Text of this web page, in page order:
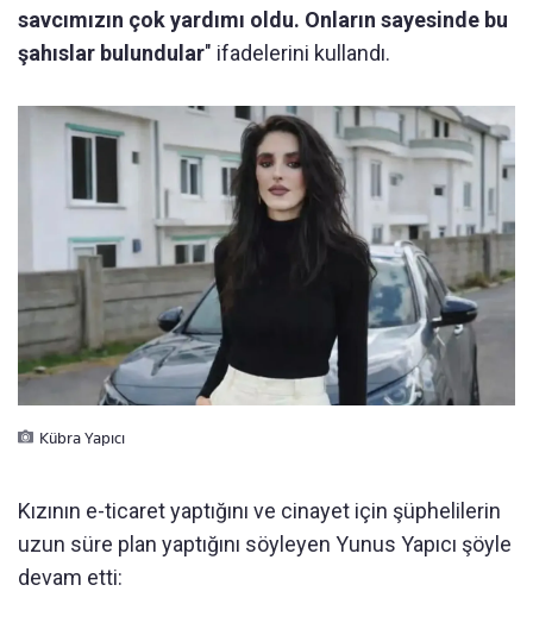
savcımızın çok yardımı oldu. Onların sayesinde bu
şahıslar bulundular" ifadelerini kullandı.
Kübra Yapıcı
Kızının e-ticaret yaptığını ve cinayet için şüphelilerin
uzun süre plan yaptığını söyleyen Yunus Yapıcı şöyle
devam etti: